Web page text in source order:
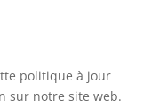
politique à jour
sur notre site web.